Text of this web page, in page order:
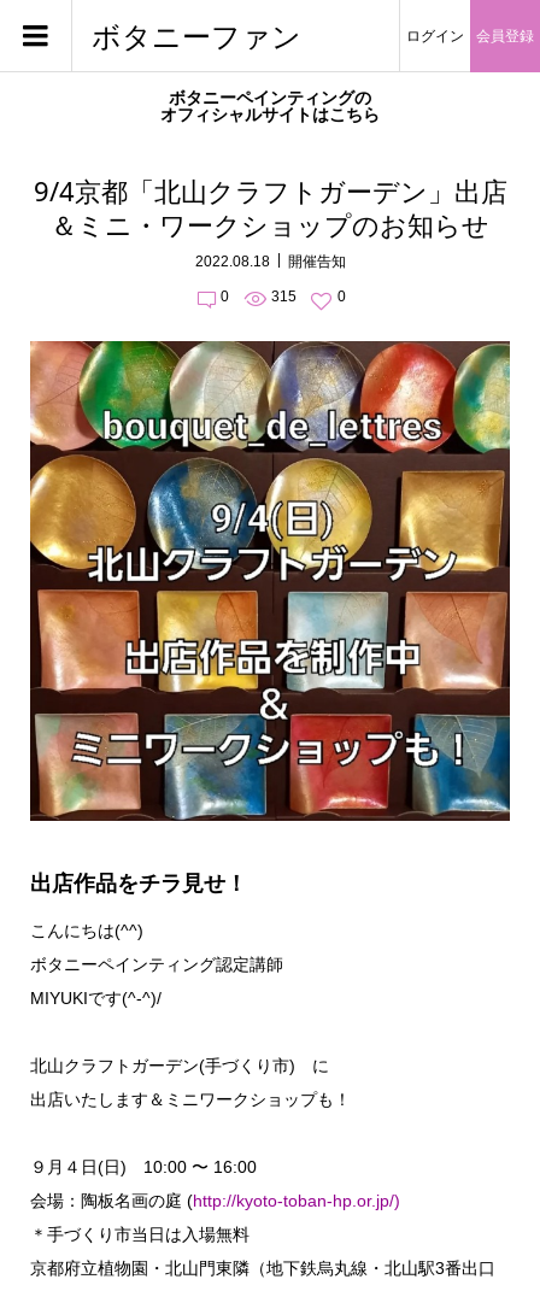
ボタニーファン ログイン 会員登録
ボタニーペインティングの
オフィシャルサイトはこちら
9/4京都「北山クラフトガーデン」出店
＆ミニ・ワークショップのお知らせ
2022.08.18 開催告知
0 315 0
出店作品をチラ見せ！
こんにちは(^^)
ボタニーペインティング認定講師
MIYUKIです(^-^)/
北山クラフトガーデン(手づくり市) に
出店いたします＆ミニワークショップも！
９月４日(日) 10:00 〜 16:00
会場：陶板名画の庭 (http://kyoto-toban-hp.or.jp/)
＊手づくり市当日は入場無料
京都府立植物園・北山門東隣（地下鉄烏丸線・北山駅3番出口